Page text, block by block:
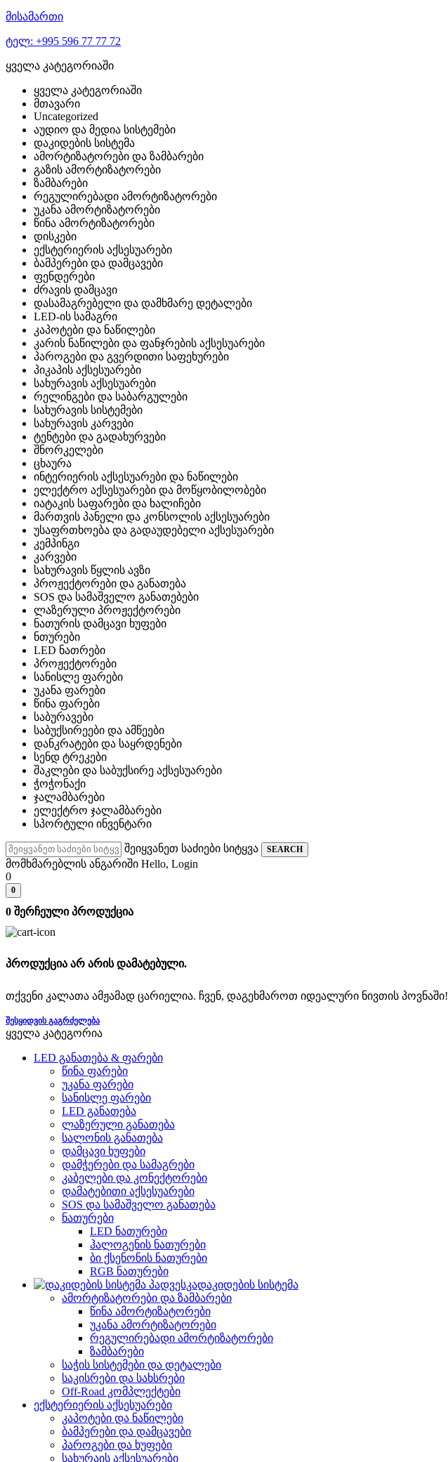
მისამართი
ტელ: +995 596 77 77 72
ყველა კატეგორიაში
ყველა კატეგორიაში
მთავარი
Uncategorized
აუდიო და მედია სისტემები
დაკიდების სისტემა
ამორტიზატორები და ზამბარები
გაზის ამორტიზატორები
ზამბარები
რეგულირებადი ამორტიზატორები
უკანა ამორტიზატორები
წინა ამორტიზატორები
დისკები
ექსტერიერის აქსესუარები
ბამპერები და დამცავები
ფენდერები
ძრავის დამცავი
დასამაგრებელი და დამხმარე დეტალები
LED-ის სამაგრი
კაპოტები და ნაწილები
კარის ნაწილები და ფანჯრების აქსესუარები
პაროგები და გვერდითი საფეხურები
პიკაპის აქსესუარები
სახურავის აქსესუარები
რელინგები და საბარგულები
სახურავის სისტემები
სახურავის კარვები
ტენტები და გადახურვები
შნორკელები
ცხაურა
ინტერიერის აქსესუარები და ნაწილები
ელექტრო აქსესუარები და მოწყობილობები
იატაკის საფარები და ხალიჩები
მართვის პანელი და კონსოლის აქსესუარები
უსაფრთხოება და გადაუდებელი აქსესუარები
კემპინგი
კარვები
სახურავის წყლის ავზი
პროჟექტორები და განათება
SOS და სამაშველო განათებები
ლაზერული პროჟექტორები
ნათურის დამცავი ხუფები
ნთურები
LED ნათრები
პროჟექტორები
სანისლე ფარები
უკანა ფარები
წინა ფარები
საბურავები
საბუქსირეები და ამწეები
დანკრატები და საყრდენები
სენდ ტრეკები
შაკლები და საბუქსირე აქსესუარები
ჭოჭონაქი
ჯალამბარები
ელექტრო ჯალამბარები
სპორტული ინვენტარი
შეიყვანეთ საძიები სიტყვა SEARCH
მომხმარებლის ანგარიში Hello, Login
0
0
0 შერჩეული პროდუქცია
პროდუქცია არ არის დამატებული.
თქვენი კალათა ამჟამად ცარიელია. ჩვენ, დაგეხმაროთ იდეალური ნივთის პოვნაში!
ᲨᲔᲡᲧᲘᲓᲕᲘᲡ ᲒᲐᲒᲠᲫᲔᲚᲔᲑᲐ
ყველა კატეგორია
LED განათება & ფარები
წინა ფარები
უკანა ფარები
სანისლე ფარები
LED განათება
ლაზერული განათება
სალონის განათება
დამცავი ხუფები
დამჭერები და სამაგრები
კაბელები და კონექტორები
დამატებითი აქსესუარები
SOS და სამაშველო განათება
ნათურები
LED ნათურები
ჰალოგენის ნათურები
ბი ქსენონის ნათურები
RGB ნათურები
დაკიდების სისტემა
ამორტიზატორები და ზამბარები
წინა ამორტიზატორები
უკანა ამორტიზატორები
რეგულირებადი ამორტიზატორები
ზამბარები
საჭის სისტემები და დეტალები
საკისრები და სახსრები
Off-Road კომპლექტები
ექსტერიერის აქსესუარები
კაპოტები და ნაწილები
ბამპერები და დამცავები
პაროგები და ხუფები
სახურაის აქსესუარები